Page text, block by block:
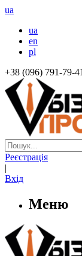
ua
ua
en
pl
+38 (096) 791-79-41
Реєстрація
|
Вхід
Меню